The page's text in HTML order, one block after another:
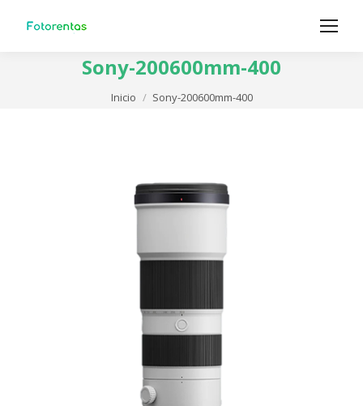
Sony-200600mm-400
Estás aquí:
Inicio Sony-200600mm-400